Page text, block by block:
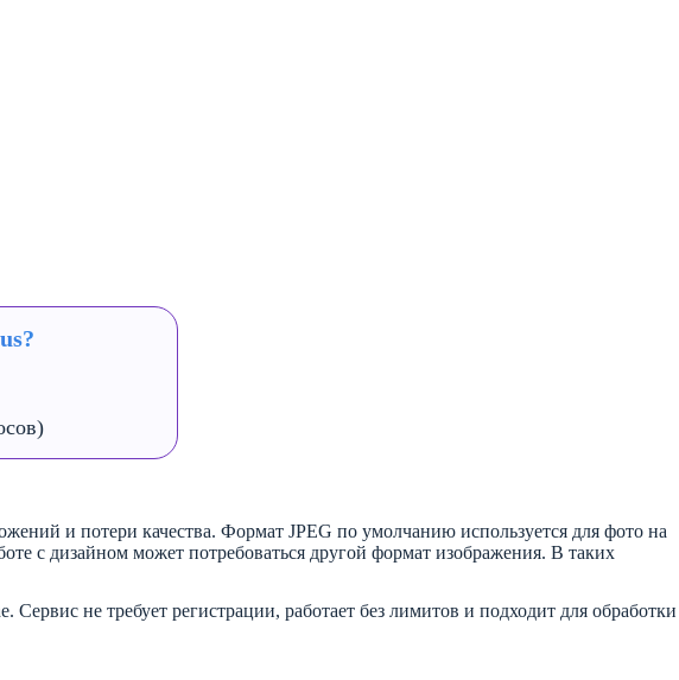
и потери качества. Формат JPEG по умолчанию используется для фото на
с дизайном может потребоваться другой формат изображения. В таких
не требует регистрации, работает без лимитов и подходит для обработки